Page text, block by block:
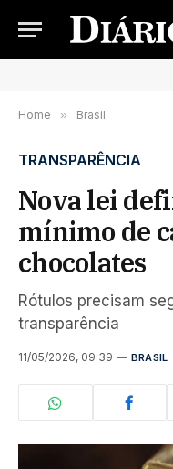
Home » Brasil
TRANSPARÊNCIA
Nova lei
mínimo de
chocolates
Rótulos precisam
transparência
11/05/2026, 09:39 BRASIL